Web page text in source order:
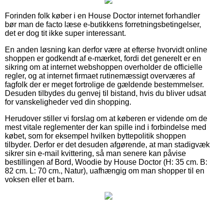
Forinden folk køber i en House Doctor internet forhandler
bør man de facto læse e-butikkens forretningsbetingelser,
det er dog tit ikke super interessant.
En anden løsning kan derfor være at efterse hvorvidt online
shoppen er godkendt af e-mærket, fordi det generelt er en
sikring om at internet webshoppen overholder de officielle
regler, og at internet firmaet rutinemæssigt overværes af
fagfolk der er meget fortrolige de gældende bestemmelser.
Desuden tilbydes du genvej til bistand, hvis du bliver udsat
for vanskeligheder ved din shopping.
Herudover stiller vi forslag om at køberen er vidende om de
mest vitale reglementer der kan spille ind i forbindelse med
købet, som for eksempel hvilken byttepolitik shoppen
tilbyder. Derfor er det desuden afgørende, at man stadigvæk
sikrer sin e-mail kvittering, så man senere kan påvise
bestillingen af Bord, Woodie by House Doctor (H: 35 cm. B:
82 cm. L: 70 cm., Natur), uafhængig om man shopper til en
voksen eller et barn.